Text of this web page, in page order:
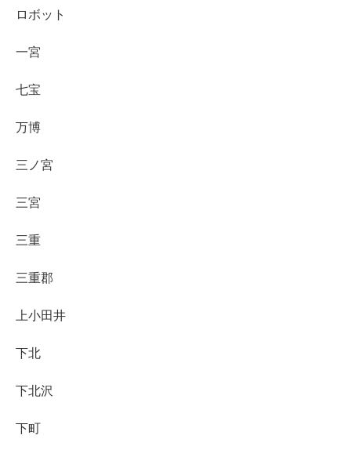
ロボット
一宮
七宝
万博
三ノ宮
三宮
三重
三重郡
上小田井
下北
下北沢
下町